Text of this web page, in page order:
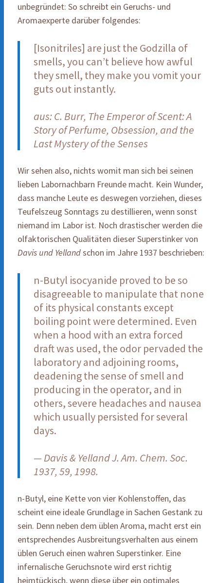
unbegründet: So schreibt ein Geruchs- und
Aromaexperte darüber folgendes:
[Isonitriles] are just the Godzilla of
smells, you can’t believe how awful
they smell, they make you vomit your
guts out instantly.
aus: C. Burr, The Emperor of Scent: A
Story of Perfume, Obsession, and the
Last Mystery of the Senses
Wir sehen also, nichts womit man sich bei seinen
lieben Labornachbarn Freunde macht. Kein Wunder,
dass manche Leute es deswegen vorziehen, dieses
Teufelszeug Sonntags zu destillieren, wenn sonst
niemand im Labor ist. Noch drastischer werden die
olfaktorischen Qualitäten dieser Superstinker von
Davis und Yellandschon im Jahre 1937 beschrieben:
n-Butyl isocyanide proved to be so
disagreeable to manipulate that none
of its physical constants except
boiling point were determined. Even
when a hood with an extra forced
draft was used, the odor pervaded the
laboratory and adjoining rooms,
deadening the sense of smell and
producing in the operator, and in
others, severe headaches and nausea
which usually persisted for several
days.
— Davis & Yelland J. Am. Chem. Soc.
1937, 59, 1998.
n-Butyl, eine Kette von vier Kohlenstoffen, das
scheint eine ideale Grundlage in Sachen Gestank zu
sein. Denn neben dem üblen Aroma, macht erst ein
entsprechendes Ausbreitungsverhalten aus einem
üblen Geruch einen wahren Superstinker. Eine
infernalische Geruchsnote wird erst richtig
heimtückisch, wenn diese über ein optimales